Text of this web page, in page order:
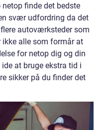
finde det bedste
svær udfordring da det
autoværksteder som
alle som formår at
for netop dig og din
at bruge ekstra tid i
sikker på du finder det